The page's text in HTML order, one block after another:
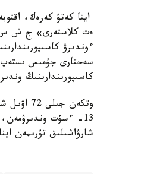
ەت كلاستەرى» ج ش س
كاسىپورىندارىنىڭ وندىرىستىك
شارۋاشىلىق تۇرىمەن